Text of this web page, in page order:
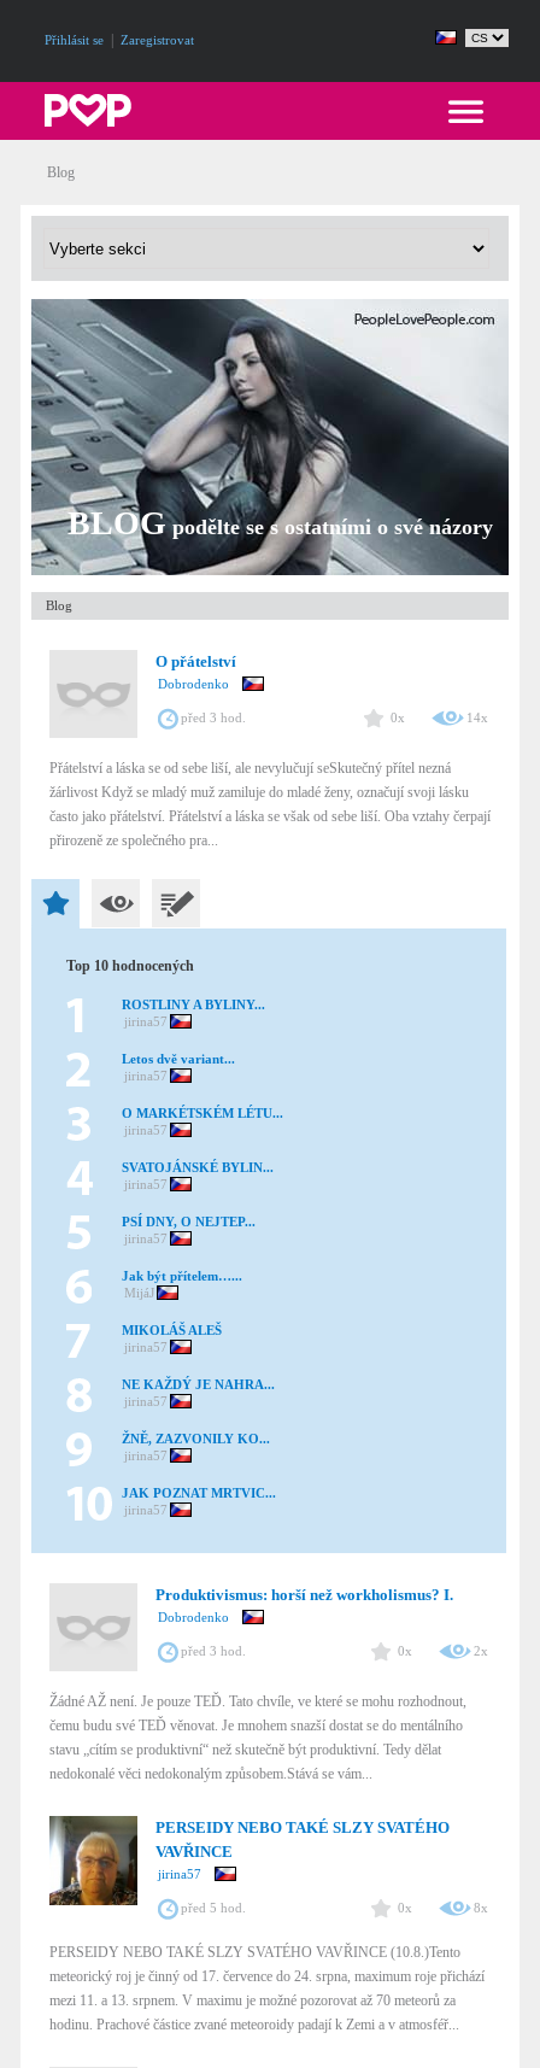
Přihlásit se Zaregistrovat
Blog
BLOGpodělte se s ostatními o své názory
Blog
O přátelství
Dobrodenko
před 3 hod. 0x 14x
Přátelství a láska se od sebe liší, ale nevylučují seSkutečný přítel nezná
žárlivost Když se mladý muž zamiluje do mladé ženy, označují svoji lásku
často jako přátelství. Přátelství a láska se však od sebe liší. Oba vztahy čerpají
přirozeně ze společného pra...
Top 10 hodnocených
ROSTLINY A BYLINY...
jirina57
Letos dvě variant...
jirina57
O MARKÉTSKÉM LÉTU...
jirina57
SVATOJÁNSKÉ BYLIN...
jirina57
PSÍ DNY, O NEJTEP...
jirina57
Jak být přítelem…...
MijáJ
MIKOLÁŠ ALEŠ
jirina57
NE KAŽDÝ JE NAHRA...
jirina57
ŽNĚ, ZAZVONILY KO...
jirina57
JAK POZNAT MRTVIC...
jirina57
Produktivismus: horší než workholismus? I.
Dobrodenko
před 3 hod. 0x 2x
Žádné AŽ není. Je pouze TEĎ. Tato chvíle, ve které se mohu rozhodnout,
čemu budu své TEĎ věnovat. Je mnohem snazší dostat se do mentálního
stavu „cítím se produktivní“ než skutečně být produktivní. Tedy dělat
nedokonalé věci nedokonalým způsobem.Stává se vám...
PERSEIDY NEBO TAKÉ SLZY SVATÉHO
VAVŘINCE
jirina57
před 5 hod. 0x 8x
PERSEIDY NEBO TAKÉ SLZY SVATÉHO VAVŘINCE (10.8.)Tento
meteorický roj je činný od 17. července do 24. srpna, maximum roje přichází
mezi 11. a 13. srpnem. V maximu je možné pozorovat až 70 meteorů za
hodinu. Prachové částice zvané meteoroidy padají k Zemi a v atmosféř...